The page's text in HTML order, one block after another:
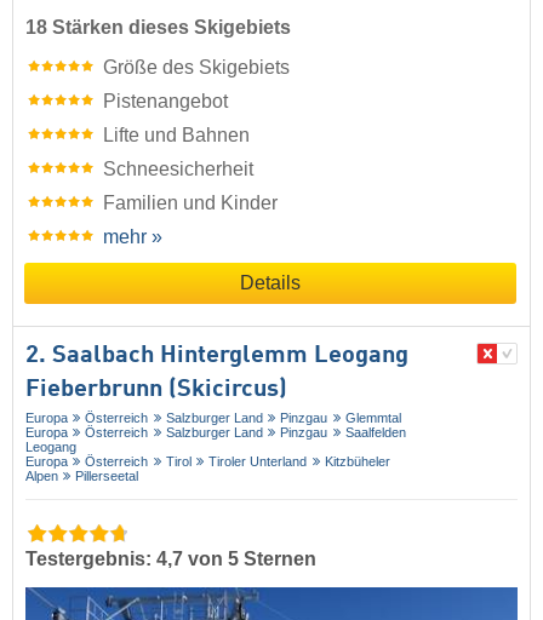
18 Stärken dieses Skigebiets
Größe des Skigebiets
Pistenangebot
Lifte und Bahnen
Schneesicherheit
Familien und Kinder
mehr »
Details
2. Saalbach Hinterglemm Leogang
Fieberbrunn (Skicircus)
Europa Österreich Salzburger Land Pinzgau
Glemmtal
Europa
Österreich Salzburger Land Pinzgau
Saalfelden
Leogang
Europa
Österreich Tirol Tiroler Unterland
Kitzbüheler
Alpen
Pillerseetal
Testergebnis: 4,7 von 5 Sternen